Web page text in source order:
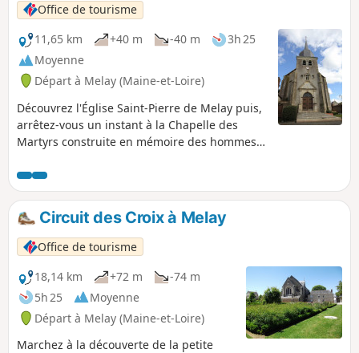
Office de tourisme
11,65 km
+40 m -40 m
3h 25
Moyenne
Départ à Melay (Maine-et-Loire)
Découvrez l'Église Saint-Pierre de Melay puis,
arrêtez-vous un instant à la Chapelle des
Martyrs construite en mémoire des hommes,
de Vendée. Vous passerez par le Jardin du
Curé, la Collégiale Saint-Martin dont il reste
des ruines mais qui est également chargée
d'histoire et profitez, en milieu de parcours,
d'un moment de détente à l'Étang de Coulvée.
Circuit des Croix à Melay
Office de tourisme
18,14 km
+72 m
-74 m
5h 25
Moyenne
Départ à Melay (Maine-et-Loire)
Marchez à la découverte de la petite